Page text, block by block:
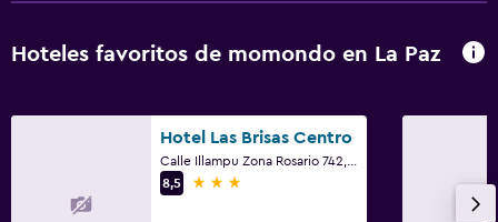
Hoteles favoritos de momondo en La Paz
Hotel Las Brisas Centro
8,5
3 estrellas